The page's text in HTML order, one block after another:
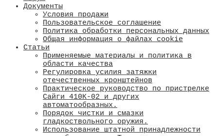
Документы
Условия продажи
Пользовательское соглашение
Политика обработки персональных данных
Общая информация о файлах cookie
Статьи
Применяемые материалы и политика в
области качества
​Регулировка усилия затяжки
отечественных кронштейнов
Практическое руководство по пристрелке
Сайги 410К-02 и других
автоматообразных.
Порядок чистки и смазки
гладкоствольного оружия.
Использование штатной принадлежности